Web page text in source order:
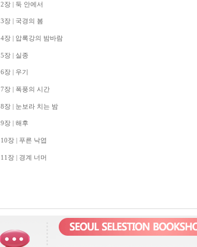
2장 | 둑 안에서
3장 | 국경의 봄
4장 | 압록강의 밤바람
5장 | 실종
6장 | 우기
7장 | 폭풍의 시간
8장 | 눈보라 치는 밤
9장 | 해후
10장 | 푸른 낙엽
11장 | 경계 너머